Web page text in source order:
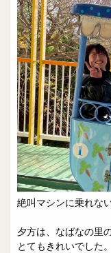
絶叫マシンに乗れな
夕方は、なばなの里
とてもきれいでした。